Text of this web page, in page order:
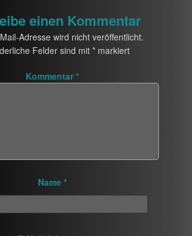
einen Kommentar
Adresse wird nicht veröffentlicht.
Felder sind mit* markiert
Kommentar *
Name *